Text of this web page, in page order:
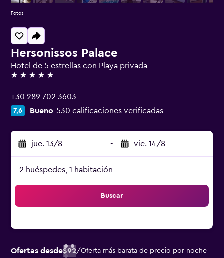
Hersonissos Palace
Hotel de 5 estrellas con Playa privada
5 estrellas
+30 289 702 3603
7,6 Bueno 530 calificaciones verificadas
jue. 13/8 - vie. 14/8
2 huéspedes, 1 habitación
Buscar
Ofertas desde$92/Oferta más barata de precio por noche
Fotos